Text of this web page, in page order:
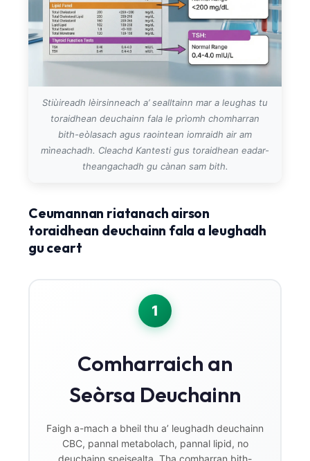
Stiùireadh lèirsinneach a’ sealltainn mar a leughas tu
toraidhean deuchainn fala le prìomh chomharran
bith-eòlasach agus raointean iomraidh air am
mìneachadh. Cleachd Kantesti gus toraidhean eadar-
theangachadh gu cànan sam bith.
Ceumannan riatanach airson
toraidhean deuchainn fala a leughadh
gu ceart
1
Comharraich an
Seòrsa Deuchainn
Faigh a-mach a bheil thu a’ leughadh deuchainn
CBC, pannal metabolach, pannal lipid, no